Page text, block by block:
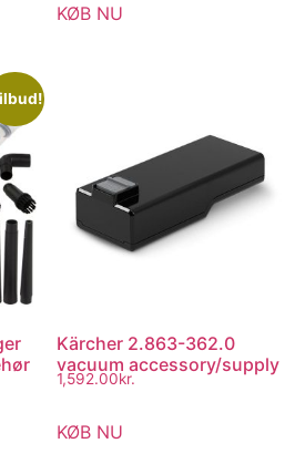
KØB NU
Kärcher 2.863-362.0
vacuum accessory/supply
1,592.00kr.
KØB NU